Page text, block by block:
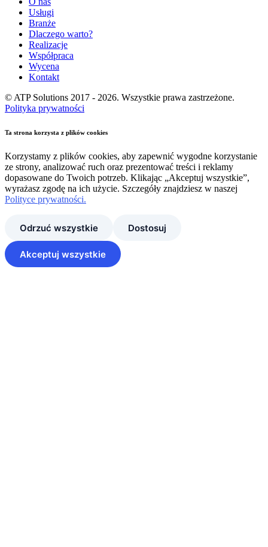
Usługi
Branże
Dlaczego warto?
Realizacje
Współpraca
Wycena
Kontakt
© ATP Solutions 2017 - 2026. Wszystkie prawa zastrzeżone.
Polityka prywatności
Ta strona korzysta z plików cookies
Korzystamy z plików cookies, aby zapewnić wygodne korzystanie
ze strony, analizować ruch oraz prezentować treści i reklamy
dopasowane do Twoich potrzeb. Klikając „Akceptuj wszystkie”,
wyrażasz zgodę na ich użycie. Szczegóły znajdziesz w naszej
Polityce prywatności.
Odrzuć wszystkie Dostosuj
Akceptuj wszystkie